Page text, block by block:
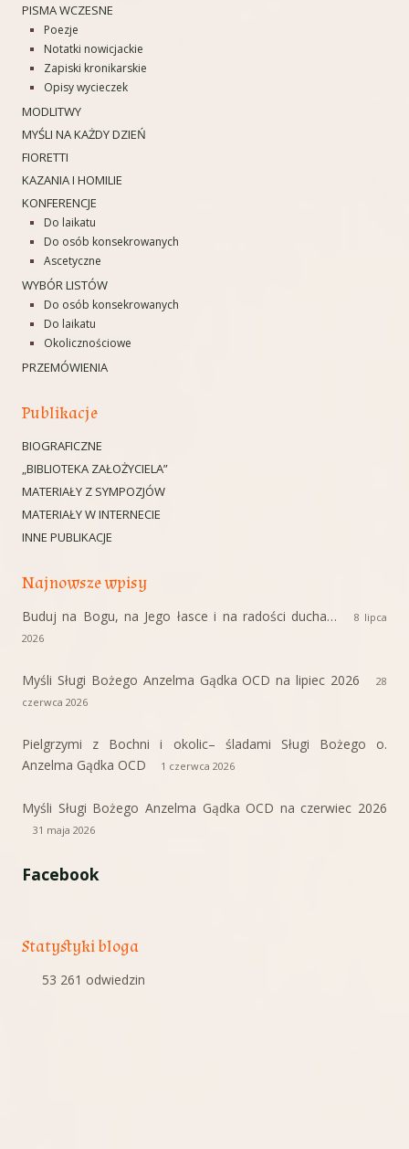
PISMA WCZESNE
Poezje
Notatki nowicjackie
Zapiski kronikarskie
Opisy wycieczek
MODLITWY
MYŚLI NA KAŻDY DZIEŃ
FIORETTI
KAZANIA I HOMILIE
KONFERENCJE
Do laikatu
Do osób konsekrowanych
Ascetyczne
WYBÓR LISTÓW
Do osób konsekrowanych
Do laikatu
Okolicznościowe
PRZEMÓWIENIA
Publikacje
BIOGRAFICZNE
„BIBLIOTEKA ZAŁOŻYCIELA”
MATERIAŁY Z SYMPOZJÓW
MATERIAŁY W INTERNECIE
INNE PUBLIKACJE
Najnowsze wpisy
Buduj na Bogu, na Jego łasce i na radości ducha…
8 lipca
2026
Myśli Sługi Bożego Anzelma Gądka OCD na lipiec 2026
28
czerwca 2026
Pielgrzymi z Bochni i okolic– śladami Sługi Bożego o.
Anzelma Gądka OCD
1 czerwca 2026
Myśli Sługi Bożego Anzelma Gądka OCD na czerwiec 2026
31 maja 2026
Facebook
Statystyki bloga
53 261 odwiedzin